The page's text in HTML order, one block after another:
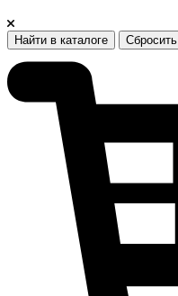
Найти в каталоге Сбросить